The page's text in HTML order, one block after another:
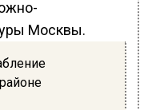
Москвы.